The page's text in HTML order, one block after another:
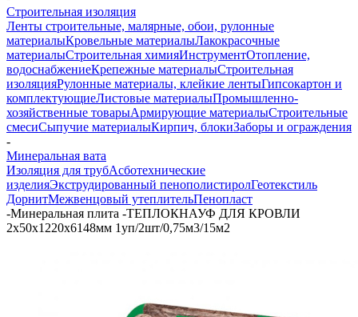
Строительная изоляция
Ленты строительные, малярные, обои, рулонные
материалыКровельные материалыЛакокрасочные
материалыСтроительная химияИнструментОтопление,
водоснабжениеКрепежные материалыСтроительная
изоляцияРулонные материалы, клейкие лентыГипсокартон и
комплектующиеЛистовые материалыПромышленно-
хозяйственные товарыАрмирующие материалыСтроительные
смесиСыпучие материалыКирпич, блокиЗаборы и ограждения
-
Минеральная вата
Изоляция для трубАсботехнические
изделияЭкструдированный пенополистиролГеотекстиль
ДорнитМежвенцовый утеплительПенопласт
-Минеральная плита -ТЕПЛОКНАУФ ДЛЯ КРОВЛИ
2х50х1220х6148мм 1уп/2шт/0,75м3/15м2